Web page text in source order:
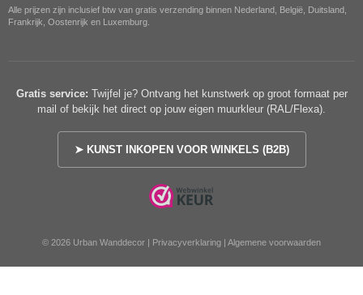
Alle prijzen zijn inclusief btw van gratis verzending binnen Nederland, België, Duitsland,
Frankrijk, Oostenrijk en Luxemburg.
Gratis service: Twijfel je? Ontvang het kunstwerk op groot formaat per
mail of bekijk het direct op jouw eigen muurkleur (RAL/Flexa).
➤ KUNST INKOPEN VOOR WINKELS (B2B)
© 2026 Urban Wanddecor | Privacyverklaring | Algemene voorwaarden